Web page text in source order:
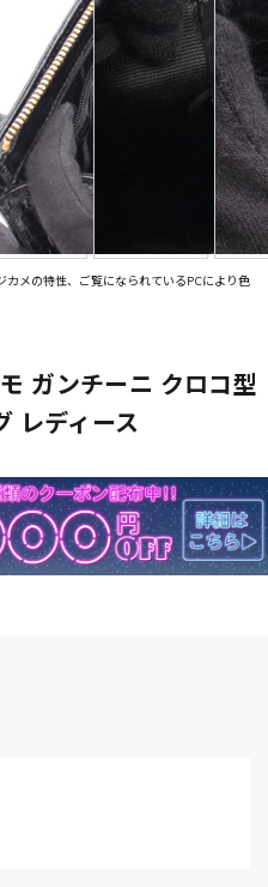
メの特性、ご覧になられているPCにより色
ガンチーニ クロコ型
レディース